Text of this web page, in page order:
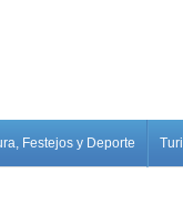
Festejos y Deporte